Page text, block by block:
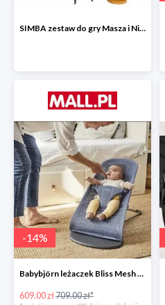
SIMBA zestaw do gry Masza i Niedźwiedź - Duży dom Maszy -15%
-14%
Babybjörn leżaczek Bliss Mesh State Blue
609.00 zł709.00 zł*